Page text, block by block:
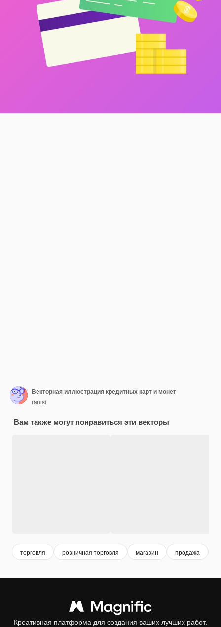
Векторная иллюстрация кредитных карт и монет
ranisi
Вам также могут понравиться эти векторы
торговля розничная торговля магазин продажа
Креативная платформа для создания ваших лучших работ.